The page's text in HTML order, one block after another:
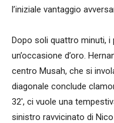
l’iniziale vantaggio
Dopo soli quattro minuti,
un’occasione d’oro.
centro Musah, che si
diagonale conclude
32′, ci vuole una
sinistro ravvicinato di